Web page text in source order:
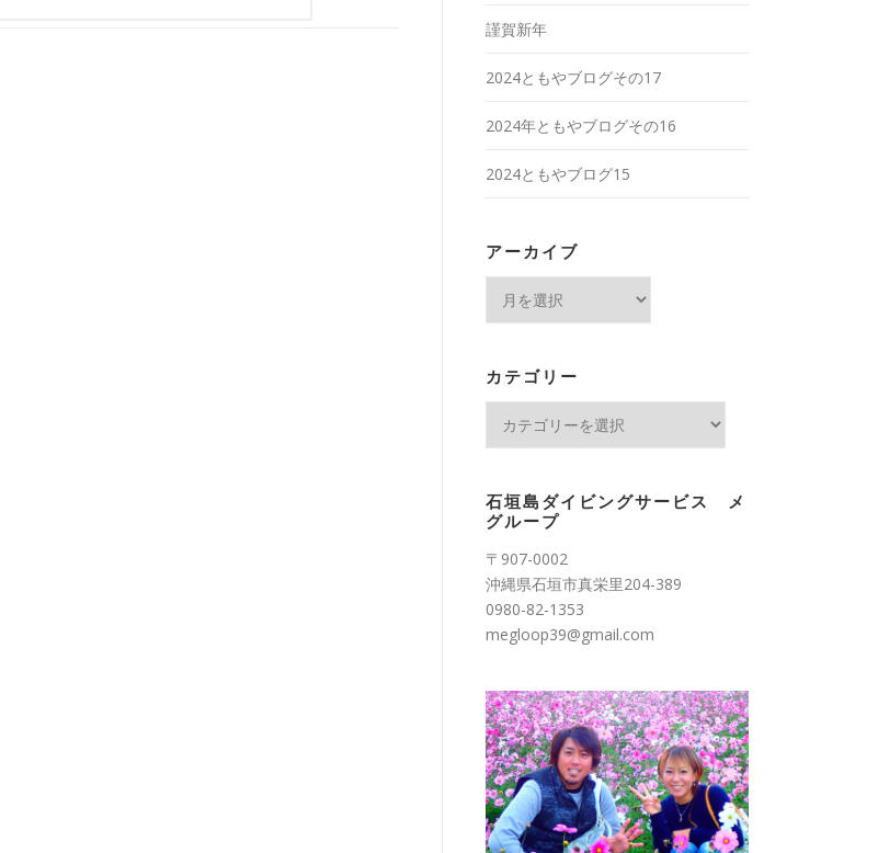
謹賀新年
2024ともやブログその17
2024年ともやブログその16
2024ともやブログ15
アーカイブ
ブ
カテゴリー
ー
石垣島ダイビングサービス メ
グループ
〒907-0002
沖縄県石垣市真栄里204-389
0980-82-1353
megloop39@gmail.com